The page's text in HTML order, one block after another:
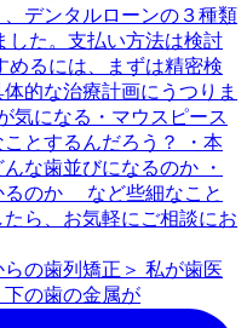
の歯列矯正＞ 私が歯医
の歯の金属が